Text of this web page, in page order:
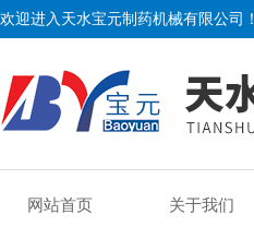
欢迎进入天水宝元制药机械有限公司！
网站首页 关于我们